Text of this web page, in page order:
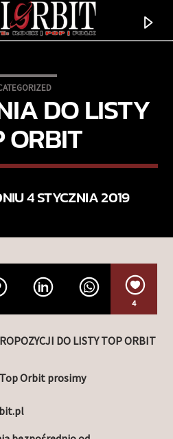
MIX)
DO LISTY
ORBIT
4 STYCZNIA 2019
4
DO LISTY TOP ORBIT
Orbit prosimy